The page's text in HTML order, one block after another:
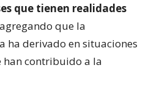
que tienen realidades
que la
ha derivado en situaciones
han contribuido a la